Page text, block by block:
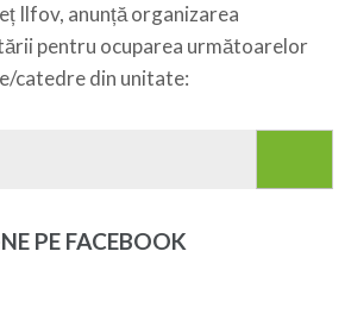
Ilfov, anunță organizarea
pentru ocuparea următoarelor
catedre din unitate:
PE FACEBOOK